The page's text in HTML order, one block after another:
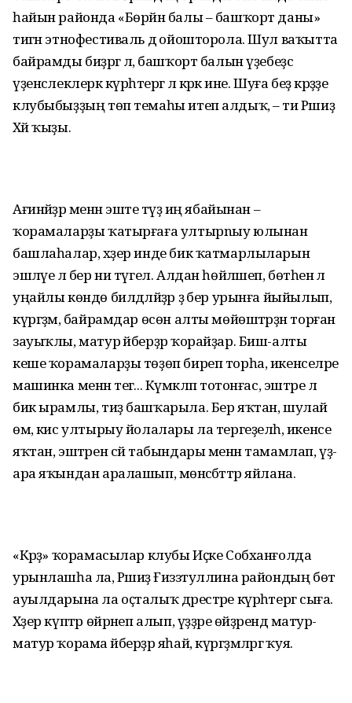
һайын районда «Бөрйән балы – башҡорт даны»
тигән этнофестиваль дә ойошторола. Шул ваҡытта
байрамды биҙәргә лә, башҡорт балын үҙебеҙсә
үҙенсәлеклерәк күрһәтергә лә кәрәк ине. Шуға беҙ кәрәҙҙе
клубыбыҙҙың төп темаһы итеп алдыҡ, – ти Рәшиҙә
Хәй ҡыҙы.
Ағинәйҙәр менән эште тәүҙә иң ябайынан –
ҡорамаларҙы ҡатырғаға ултырnыу юлынан
башлаһалар, хәҙер инде бик ҡатмарлыларын
эшләүе лә бер ни түгел. Алдан һөйләшеп, бөтәһенә лә
уңайлы көндө билдәләйҙәр ҙә бер урынға йыйылып,
күргәҙмә, байрамдар өсөн алты мөйөштәрҙән торған
зауыҡлы, матур әйберҙәр ҡорайҙар. Биш-алты
кеше ҡорамаларҙы төҙөп биреп торһа, икенселәре
машинка менән тегә... Күмәкләп тотонғас, эштәре лә
бик ырамлы, тиҙ башҡарыла. Бер яҡтан, шулай
өмә, кис ултырыу йолалары ла тергеҙелһә, икенсе
яҡтан, эштәрен сәй табындары менән тамамлап, үҙ-
ара яҡындан ара­лашып, мөнәсәбәттәр яйлана.
«Кәрәҙ» ҡорамасылар клубы Иҫке Собханғолда
урынлашһа ла, Рәшиҙә Ғиззәтуллина райондың бөтә
ауылдарына ла оҫталыҡ дәрестәре күрһәтергә сыға.
Хәҙер күптәр өйрәнеп алып, үҙҙәре өйҙәрендә матур-
матур ҡорама әйберҙәр яһай, күргәҙмәләргә ҡуя.